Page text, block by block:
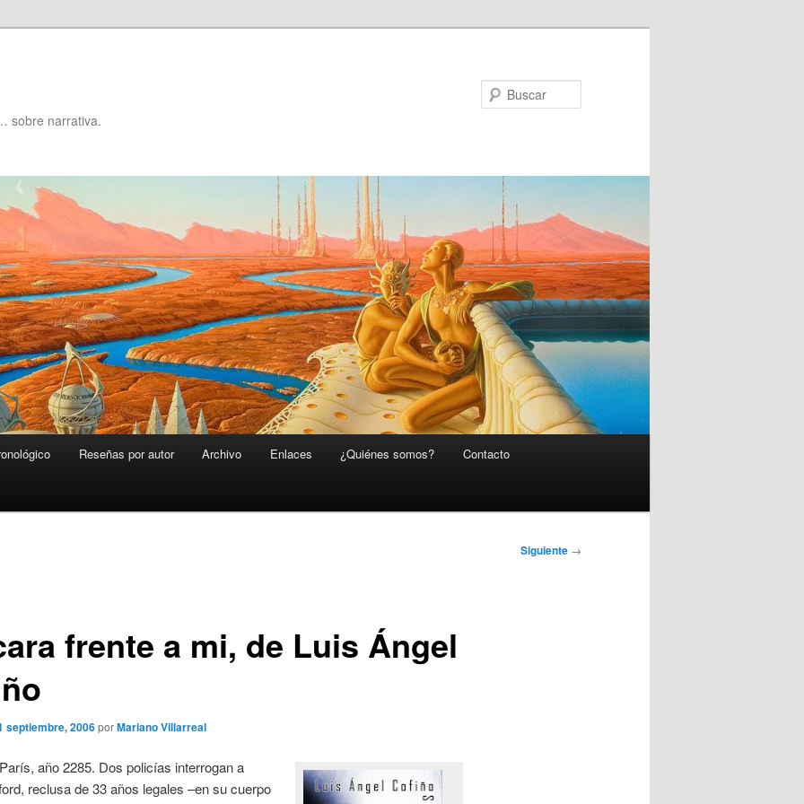
sobre narrativa.
Reseñas por autor Archivo Enlaces ¿Quiénes somos? Contacto
Siguiente →
frente a mi, de Luis Ángel
septiembre, 2006porMariano Villarreal
año 2285. Dos policías interrogan a
reclusa de 33 años legales –en su cuerpo